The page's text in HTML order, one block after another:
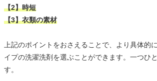
【2】時短
【3】衣類の素材
上記のポイントをおさえることで、より具体的
イプの洗濯洗剤を選ぶことができます。一つひ
す。